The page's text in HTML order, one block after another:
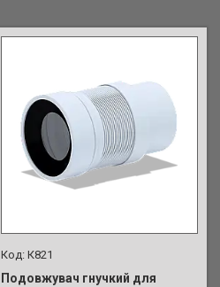
К821
Подовжувач гнучкий для